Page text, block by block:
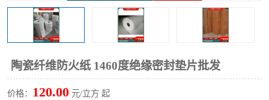
陶瓷纤维防火纸 1460度绝缘密封垫片批发
价格： 120.00 元/立方 起